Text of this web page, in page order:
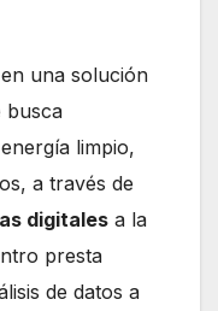
una solución
busca
limpio,
a través de
digitales a la
presta
de datos a